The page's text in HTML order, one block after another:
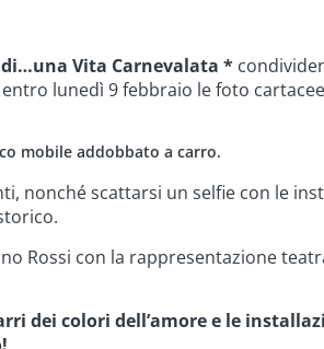
Vita Carnevalata *
lunedì 9 febbraio le foto cartacee
mobile addobbato a carro.
scattarsi un selfie con le
Rossi con la rappresentazione
dei colori dell’amore e le